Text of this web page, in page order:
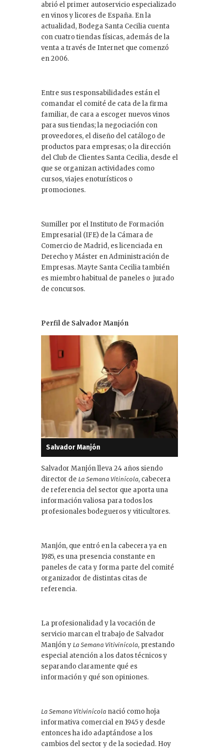
abrió el primer autoservicio especializado
en vinos y licores de España. En la
actualidad, Bodega Santa Cecilia cuenta
con cuatro tiendas físicas, además de la
venta a través de Internet que comenzó
en 2006.
Entre sus responsabilidades están el
comandar el comité de cata de la firma
familiar, de cara a escoger nuevos vinos
para sus tiendas; la negociación con
proveedores, el diseño del catálogo de
productos para empresas; o la dirección
del Club de Clientes Santa Cecilia, desde el
que se organizan actividades como
cursos, viajes enoturísticos o
promociones.
Sumiller por el Instituto de Formación
Empresarial (IFE) de la Cámara de
Comercio de Madrid, es licenciada en
Derecho y Máster en Administración de
Empresas. Mayte Santa Cecilia también
es miembro habitual de paneles o jurado
de concursos.
Perfil de Salvador Manjón
Salvador Manjón
Salvador Manjón lleva 24 años siendo
director de La Semana Vitinícola, cabecera
de referencia del sector que aporta una
información valiosa para todos los
profesionales bodegueros y viticultores.
Manjón, que entró en la cabecera ya en
1985, es una presencia constante en
paneles de cata y forma parte del comité
organizador de distintas citas de
referencia.
La profesionalidad y la vocación de
servicio marcan el trabajo de Salvador
Manjón y La Semana Vitivinícola, prestando
especial atención a los datos técnicos y
separando claramente qué es
información y qué son opiniones.
La Semana Vitivinícola nació como hoja
informativa comercial en 1945 y desde
entonces ha ido adaptándose a los
cambios del sector y de la sociedad. Hoy